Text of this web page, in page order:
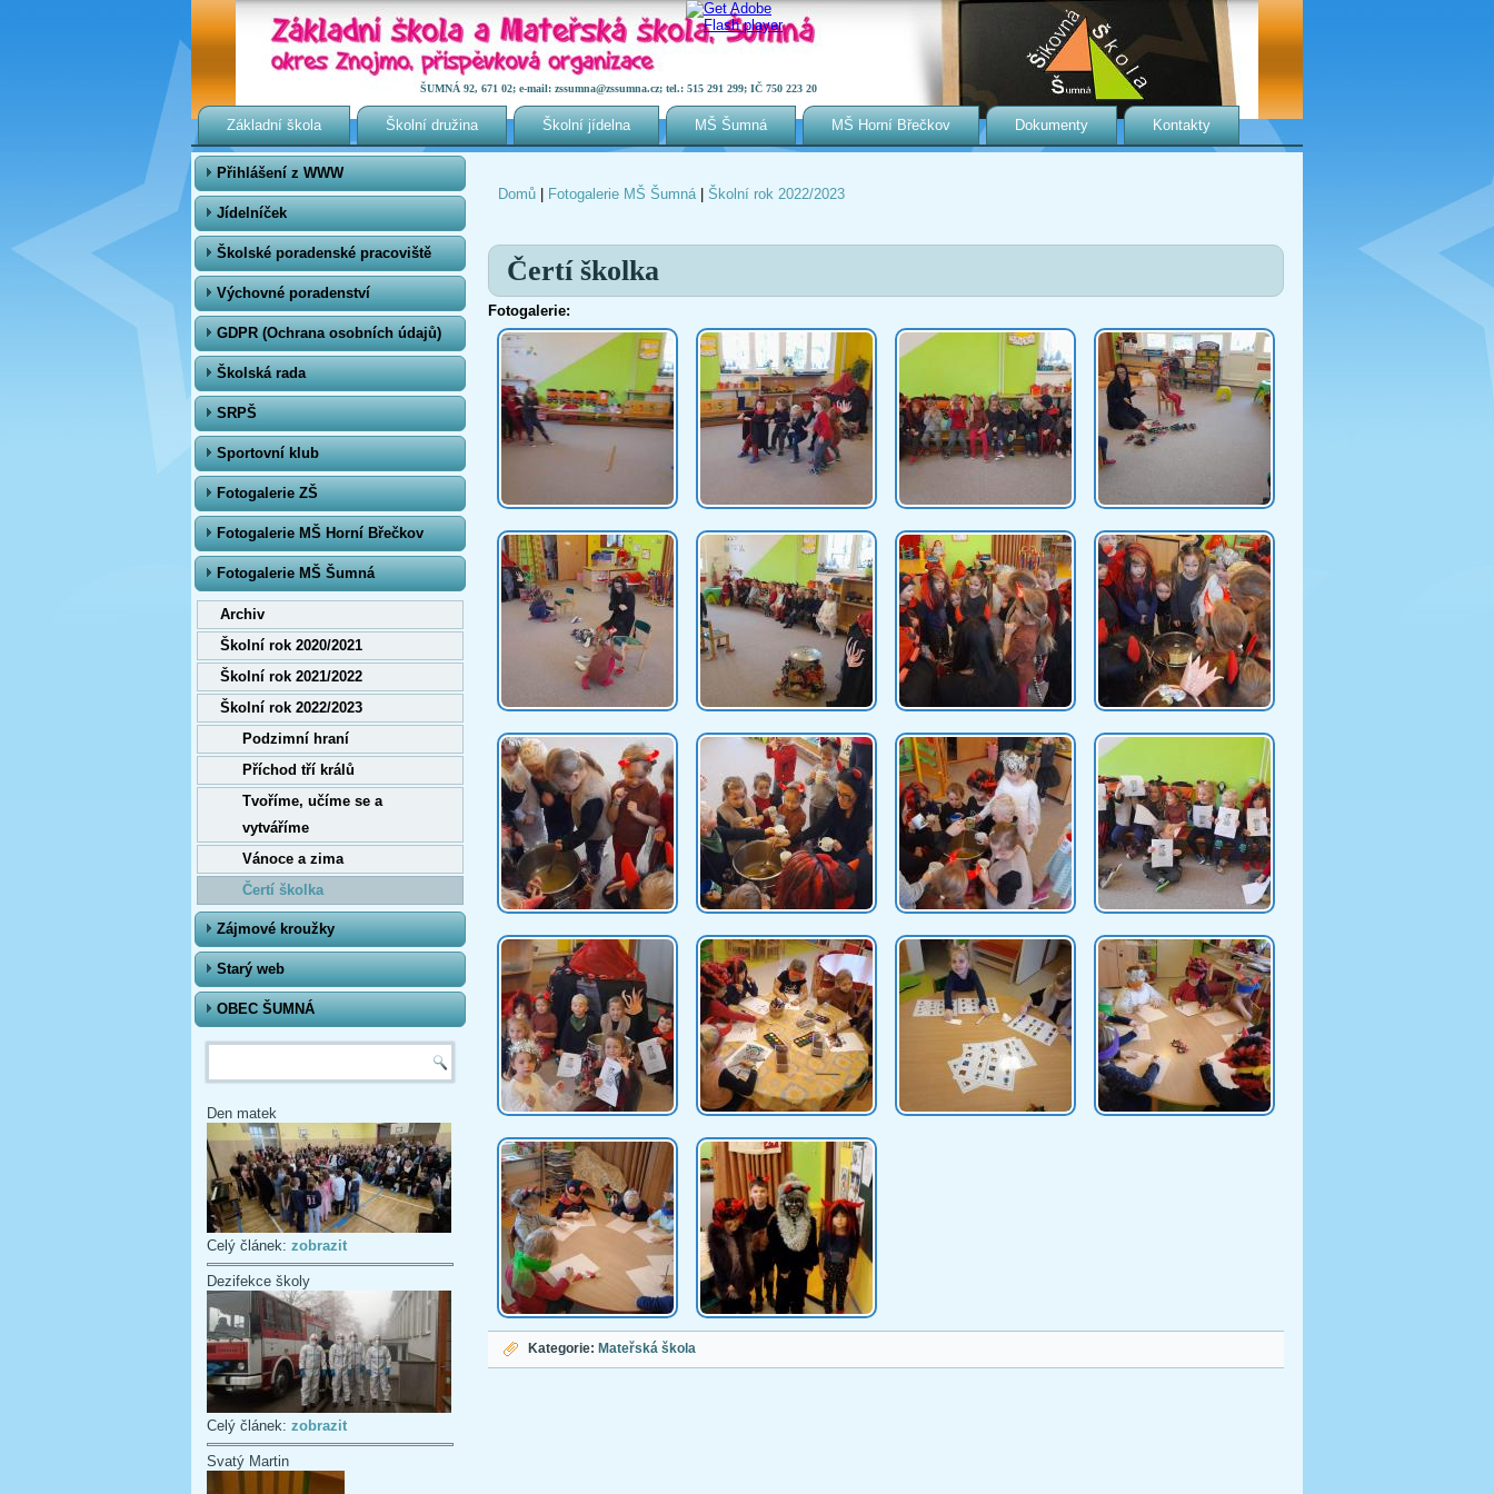
ŠUMNÁ 92, 671 02; e-mail: zssumna@zssumna.cz; tel.: 515 291 299; IČ 750 223 20
Základní škola Školní družina Školní jídelna MŠ Šumná MŠ Horní Břečkov Dokumenty Kontakty
Přihlášení z WWW
Jídelníček
Školské poradenské pracoviště
Výchovné poradenství
GDPR (Ochrana osobních údajů)
Školská rada
SRPŠ
Sportovní klub
Fotogalerie ZŠ
Fotogalerie MŠ Horní Břečkov
Fotogalerie MŠ Šumná
Archiv
Školní rok 2020/2021
Školní rok 2021/2022
Školní rok 2022/2023
Podzimní hraní
Příchod tří králů
Tvoříme, učíme se a
vytváříme
Vánoce a zima
Čertí školka
Zájmové kroužky
Starý web
OBEC ŠUMNÁ
Vyhledávání
Den matek
Celý článek: zobrazit
Dezifekce školy
Celý článek: zobrazit
Svatý Martin
Domů Fotogalerie MŠ Šumná|Školní rok 2022/2023
Čertí školka
Fotogalerie:
Kategorie: Mateřská škola